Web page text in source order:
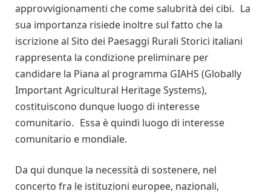
approvvigionamenti che come salubrità dei cibi. La
sua importanza risiede inoltre sul fatto che la
iscrizione al Sito dei Paesaggi Rurali Storici italiani
rappresenta la condizione preliminare per
candidare la Piana al programma GIAHS (Globally
Important Agricultural Heritage Systems),
costituiscono dunque luogo di interesse
comunitario. Essa è quindi luogo di interesse
comunitario e mondiale.
Da qui dunque la necessità di sostenere, nel
concerto fra le istituzioni europee, nazionali,